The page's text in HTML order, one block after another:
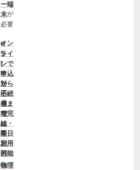
ー端
末が
必要
オン
ライ
ンで
申込
から
手続
きま
で完
結・
即日
利用
可能
物理
e
S
I
M
対
応
機
種
は
限
定
的
自